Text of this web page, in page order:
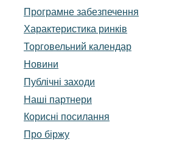
Програмне забезпечення
Характеристика pинків
Торговельний календар
Новини
Публічні заходи
Наші партнери
Корисні посилання
Про біржу